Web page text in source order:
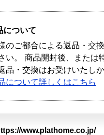
について
のご都合による返品・交
い。 商品開封後、または
品・交換はお受けいたし
について詳しくはこちら
www.plathome.co.jp/